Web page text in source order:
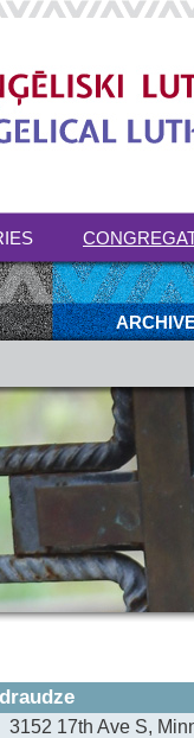
3152 17th Ave S,